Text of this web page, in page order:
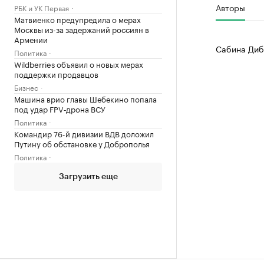
РБК и УК Первая
Матвиенко предупредила о мерах
Москвы из-за задержаний россиян в
Армении
Политика
Wildberries объявил о новых мерах
поддержки продавцов
Бизнес
Машина врио главы Шебекино попала
под удар FPV‑дрона ВСУ
Политика
Командир 76-й дивизии ВДВ доложил
Путину об обстановке у Доброполья
Политика
Загрузить еще
Авторы
Сабина